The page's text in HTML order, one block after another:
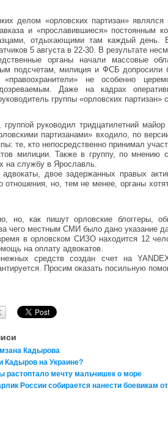
делом «орловских партизан»
и «прославившиеся» постоянным
отдыхающими там каждый день.
5 августа в 22-30. В результате
органы начали массовые
подсчетам, милиция и ФСБ допросили
«правоохранители» не особенно
Даже на кадрах
группы «орловских партизан»
группой руководил тридцатилетний
партизанами» входило, по
те, кто непосредственно принимал
милиции. Также в группу, по мнению
на службу в Ярославль.
двое задержанных правых
отношения, но, тем не менее, органы
но, как пишут орловские блоггеры,
чего местным СМИ было дано указание
в орловском СИЗО находится 12
на оплату адвокатов.
средств создан счет на
Просим оказать посильную
Кадырова
Кадыров на Украине?
растоптало мечту мальчишек о море
России собирается нанести боевикам